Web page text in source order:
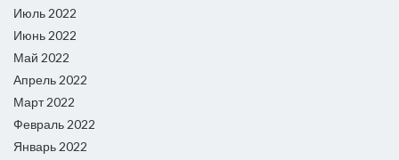
Июль 2022
Июнь 2022
Май 2022
Апрель 2022
Март 2022
Февраль 2022
Январь 2022